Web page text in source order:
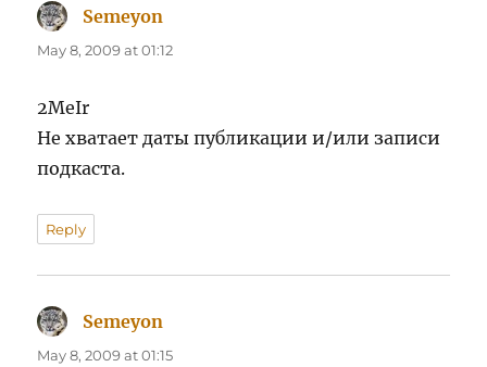
Semeyon
May 8, 2009 at 01:12
2MeIr
Не хватает даты публикации и/или записи
подкаста.
Reply
Semeyon
May 8, 2009 at 01:15